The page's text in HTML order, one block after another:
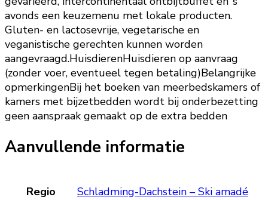
avonds een keuzemenu met lokale producten.
Gluten- en lactosevrije, vegetarische en
veganistische gerechten kunnen worden
aangevraagd.HuisdierenHuisdieren op aanvraag
(zonder voer, eventueel tegen betaling)Belangrijke
opmerkingenBij het boeken van meerbedskamers of
kamers met bijzetbedden wordt bij onderbezetting
geen aanspraak gemaakt op de extra bedden
Aanvullende informatie
Regio Schladming-Dachstein – Ski amadé